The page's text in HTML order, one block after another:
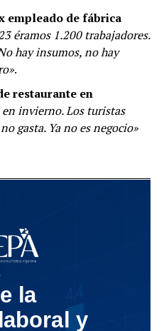
empleado de fábrica
éramos 1.200 trabajadores.
hay insumos, no hay
.
restaurante en
en invierno. Los turistas
gasta. Ya no es negocio»